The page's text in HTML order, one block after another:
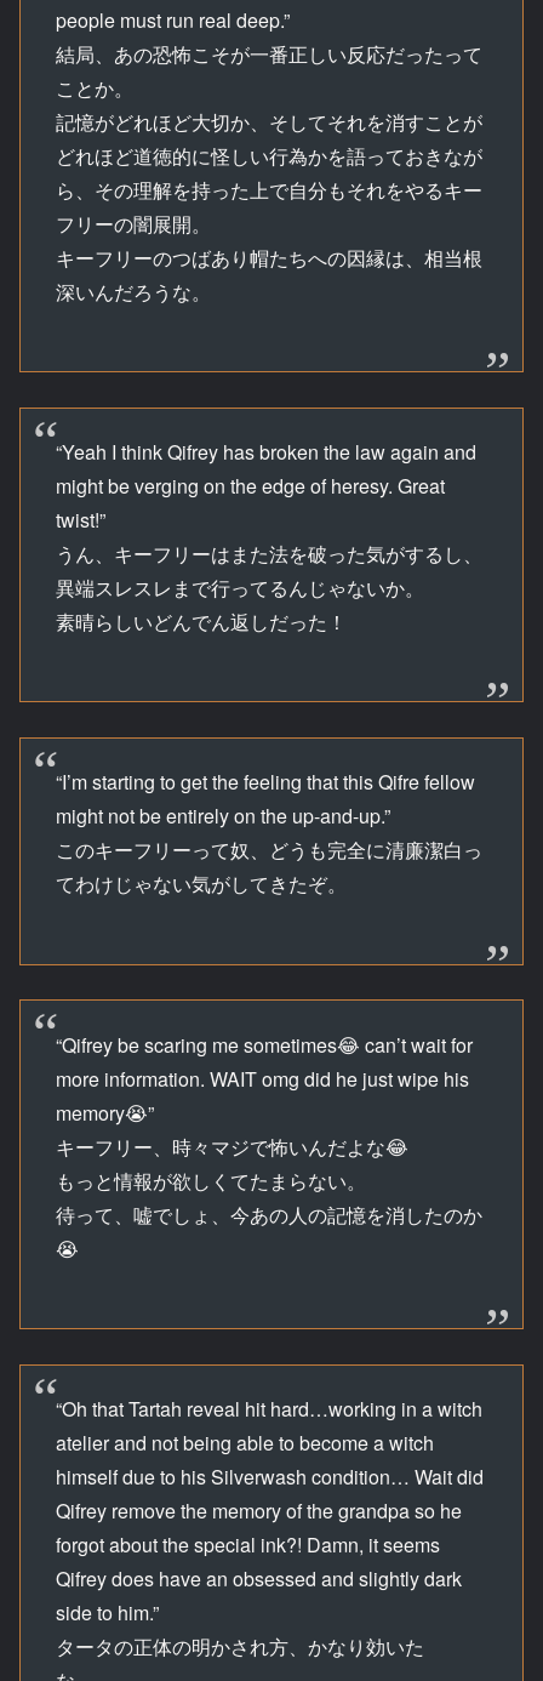
people must run real deep.”
結局、あの恐怖こそが一番正しい反応だったって
ことか。
記憶がどれほど大切か、そしてそれを消すことが
どれほど道徳的に怪しい行為かを語っておきなが
ら、その理解を持った上で自分もそれをやるキー
フリーの闇展開。
キーフリーのつばあり帽たちへの因縁は、相当根
深いんだろうな。
“Yeah I think Qifrey has broken the law again and
might be verging on the edge of heresy. Great
twist!”
うん、キーフリーはまた法を破った気がするし、
異端スレスレまで行ってるんじゃないか。
素晴らしいどんでん返しだった！
“I’m starting to get the feeling that this Qifre fellow
might not be entirely on the up-and-up.”
このキーフリーって奴、どうも完全に清廉潔白っ
てわけじゃない気がしてきたぞ。
“Qifrey be scaring me sometimes😂 can’t wait for
more information. WAIT omg did he just wipe his
memory😭”
キーフリー、時々マジで怖いんだよな😂
もっと情報が欲しくてたまらない。
待って、嘘でしょ、今あの人の記憶を消したのか
😭
“Oh that Tartah reveal hit hard…working in a witch
atelier and not being able to become a witch
himself due to his Silverwash condition… Wait did
Qifrey remove the memory of the grandpa so he
forgot about the special ink?! Damn, it seems
Qifrey does have an obsessed and slightly dark
side to him.”
タータの正体の明かされ方、かなり効いた